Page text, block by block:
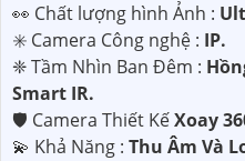
️👀 Chất lượng hình Ảnh :
✳️ Camera Công nghệ : IP.
❈ Tầm Nhìn Ban Đêm :
Smart IR.
🛡 Camera Thiết KếXoay
️💫 Khả Năng : Thu Âm Và